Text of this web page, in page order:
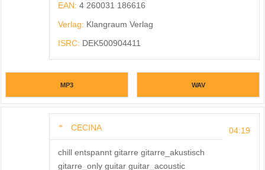
EAN: 4 260031 186616
Verlag: Klangraum Verlag
ISRC: DEK500904411
MP3 WAV
CECINA 04:19
chill entspannt gitarre gitarre_akustisch
gitarre_only guitar guitar_acoustic